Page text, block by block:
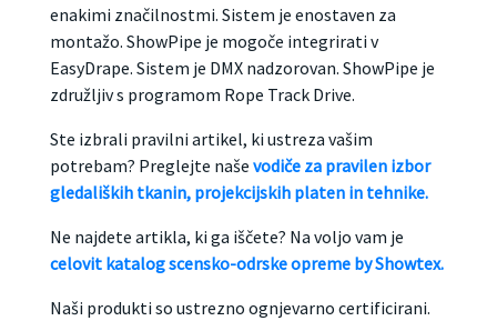
enakimi značilnostmi. Sistem je enostaven za
montažo. ShowPipe je mogoče integrirati v
EasyDrape. Sistem je DMX nadzorovan. ShowPipe je
združljiv s programom Rope Track Drive.
Ste izbrali pravilni artikel, ki ustreza vašim
potrebam? Preglejte naše vodiče za pravilen izbor
gledaliških tkanin, projekcijskih platen in tehnike.
Ne najdete artikla, ki ga iščete? Na voljo vam je
celovit katalog scensko-odrske opreme by Showtex.
Naši produkti so ustrezno ognjevarno certificirani.